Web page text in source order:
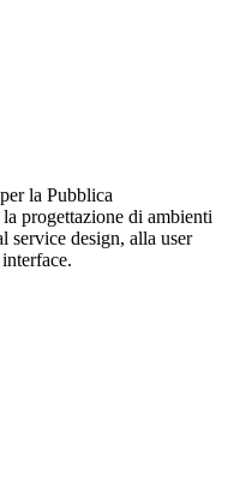
la Pubblica
progettazione di ambienti
service design, alla user